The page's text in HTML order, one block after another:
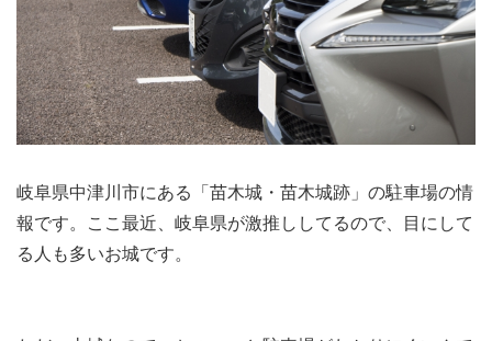
岐阜県中津川市にある「苗木城・苗木城跡」の駐車場の情
報です。ここ最近、岐阜県が激推ししてるので、目にして
る人も多いお城です。